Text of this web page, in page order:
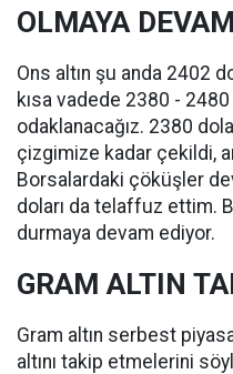
OLMAYA
Ons altın şu anda 2402
kısa vadede 2380 - 2480
odaklanacağız. 2380
çizgimize kadar çekildi,
Borsalardaki çöküşler
doları da telaffuz ettim.
durmaya devam ediyor.
GRAM ALTIN
Gram altın serbest
altını takip etmelerini